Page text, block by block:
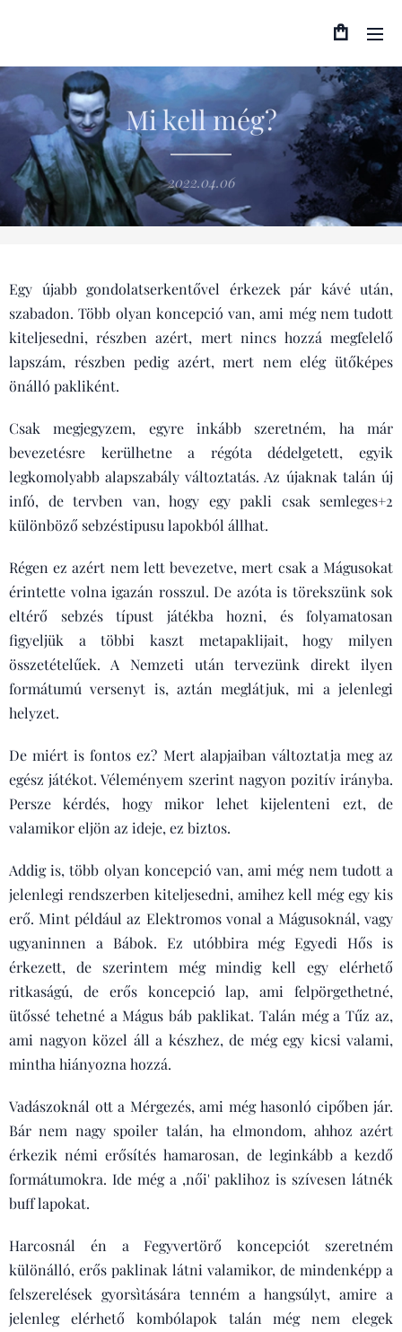
Mi kell még?
2022.04.06
Egy újabb gondolatserkentővel érkezek pár kávé után,
szabadon. Több olyan koncepció van, ami még nem tudott
kiteljesedni, részben azért, mert nincs hozzá megfelelő
lapszám, részben pedig azért, mert nem elég ütőképes
önálló pakliként.
Csak megjegyzem, egyre inkább szeretném, ha már
bevezetésre kerülhetne a régóta dédelgetett, egyik
legkomolyabb alapszabály változtatás. Az újaknak talán új
infó, de tervben van, hogy egy pakli csak semleges+2
különböző sebzéstipusu lapokból állhat.
Régen ez azért nem lett bevezetve, mert csak a Mágusokat
érintette volna igazán rosszul. De azóta is törekszünk sok
eltérő sebzés típust játékba hozni, és folyamatosan
figyeljük a többi kaszt metapaklijait, hogy milyen
összetételűek. A Nemzeti után tervezünk direkt ilyen
formátumú versenyt is, aztán meglátjuk, mi a jelenlegi
helyzet.
De miért is fontos ez? Mert alapjaiban változtatja meg az
egész játékot. Véleményem szerint nagyon pozitív irányba.
Persze kérdés, hogy mikor lehet kijelenteni ezt, de
valamikor eljön az ideje, ez biztos.
Addig is, több olyan koncepció van, ami még nem tudott a
jelenlegi rendszerben kiteljesedni, amihez kell még egy kis
erő. Mint például az Elektromos vonal a Mágusoknál, vagy
ugyaninnen a Bábok. Ez utóbbira még Egyedi Hős is
érkezett, de szerintem még mindig kell egy elérhető
ritkaságú, de erős koncepció lap, ami felpörgethetné,
ütőssé tehetné a Mágus báb paklikat. Talán még a Tűz az,
ami nagyon közel áll a készhez, de még egy kicsi valami,
mintha hiányozna hozzá.
Vadászoknál ott a Mérgezés, ami még hasonló cipőben jár.
Bár nem nagy spoiler talán, ha elmondom, ahhoz azért
érkezik némi erősítés hamarosan, de leginkább a kezdő
formátumokra. Ide még a ,női' paklihoz is szívesen látnék
buff lapokat.
Harcosnál én a Fegyvertörő koncepciót szeretném
különálló, erős paklinak látni valamikor, de mindenképp a
felszerelések gyorsìtására tenném a hangsúlyt, amire a
jelenleg elérhető kombólapok talán még nem elegek